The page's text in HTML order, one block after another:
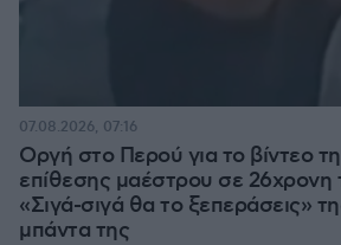
Οργή στο Περού για το βίντεο
επίθεσης μαέστρου σε 26χρονη
«Σιγά-σιγά θα το ξεπεράσεις»
μπάντα της
07.08.2026, 07:16